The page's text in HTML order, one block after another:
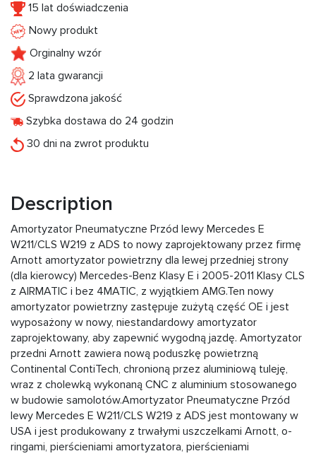
15 lat doświadczenia
Nowy produkt
Orginalny wzór
2 lata gwarancji
Sprawdzona jakość
Szybka dostawa do 24 godzin
30 dni na zwrot produktu
Description
Amortyzator Pneumatyczne Przód lewy Mercedes E
W211/CLS W219 z ADS to nowy zaprojektowany przez firmę
Arnott amortyzator powietrzny dla lewej przedniej strony
(dla kierowcy) Mercedes-Benz Klasy E i 2005-2011 Klasy CLS
z AIRMATIC i bez 4MATIC, z wyjątkiem AMG.Ten nowy
amortyzator powietrzny zastępuje zużytą część OE i jest
wyposażony w nowy, niestandardowy amortyzator
zaprojektowany, aby zapewnić wygodną jazdę. Amortyzator
przedni Arnott zawiera nową poduszkę powietrzną
Continental ContiTech, chronioną przez aluminiową tuleję,
wraz z cholewką wykonaną CNC z aluminium stosowanego
w budowie samolotów.Amortyzator Pneumatyczne Przód
lewy Mercedes E W211/CLS W219 z ADS jest montowany w
USA i jest produkowany z trwałymi uszczelkami Arnott, o-
ringami, pierścieniami amortyzatora, pierścieniami